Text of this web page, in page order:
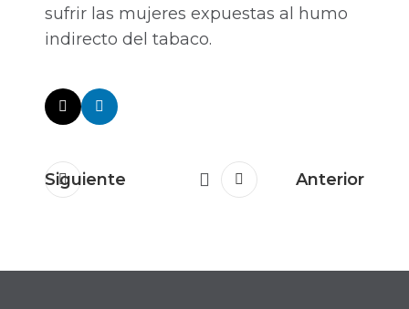
sufrir las mujeres expuestas al humo
indirecto del tabaco.
Siguiente Anterior